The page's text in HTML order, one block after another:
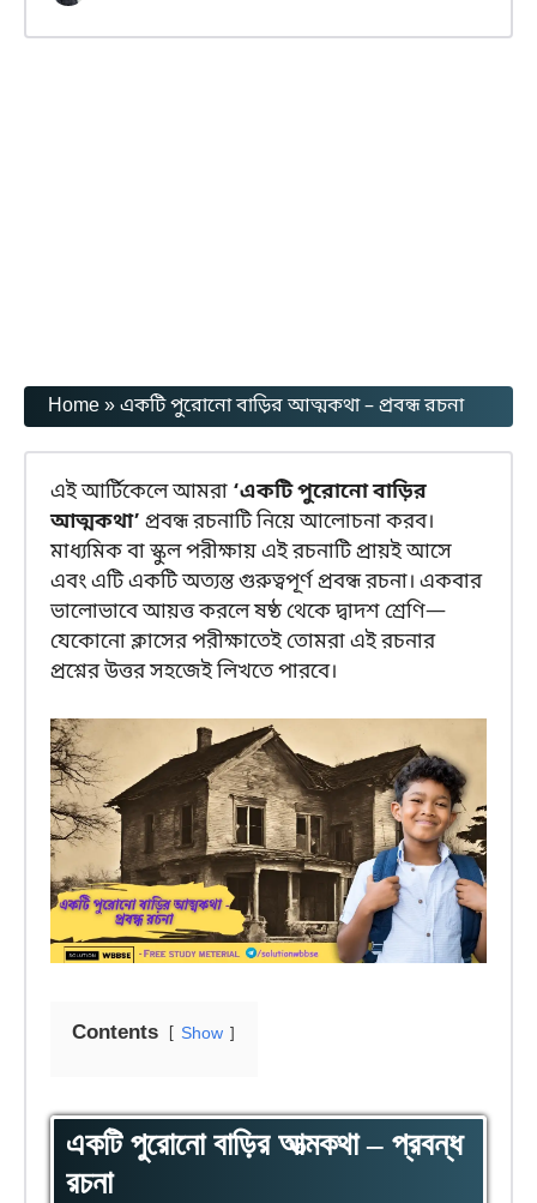
Home»একটি পুরোনো বাড়ির আত্মকথা – প্রবন্ধ রচনা
এই আর্টিকেলে আমরা ‘একটি পুরোনো বাড়ির
আত্মকথা’ প্রবন্ধ রচনাটি নিয়ে আলোচনা করব।
মাধ্যমিক বা স্কুল পরীক্ষায় এই রচনাটি প্রায়ই আসে
এবং এটি একটি অত্যন্ত গুরুত্বপূর্ণ প্রবন্ধ রচনা। একবার
ভালোভাবে আয়ত্ত করলে ষষ্ঠ থেকে দ্বাদশ শ্রেণি—
যেকোনো ক্লাসের পরীক্ষাতেই তোমরা এই রচনার
প্রশ্নের উত্তর সহজেই লিখতে পারবে।
Contents Show
একটি পুরোনো বাড়ির আত্মকথা – প্রবন্ধ
রচনা